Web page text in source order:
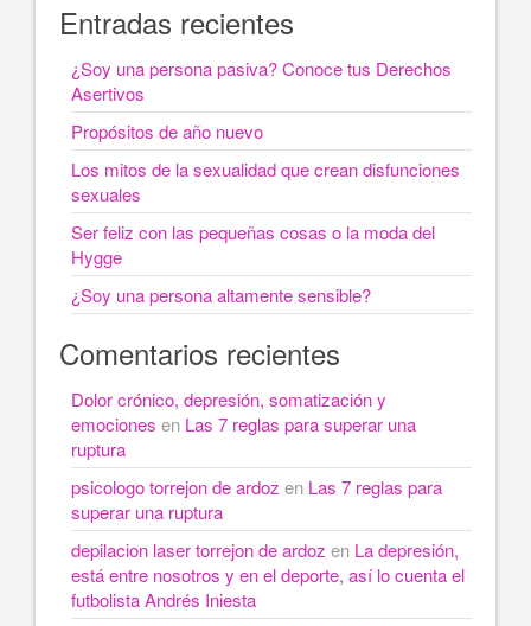
Entradas recientes
¿Soy una persona pasiva? Conoce tus Derechos
Asertivos
Propósitos de año nuevo
Los mitos de la sexualidad que crean disfunciones
sexuales
Ser feliz con las pequeñas cosas o la moda del
Hygge
¿Soy una persona altamente sensible?
Comentarios recientes
Dolor crónico, depresión, somatización y
emociones en Las 7 reglas para superar una
ruptura
psicologo torrejon de ardoz en Las 7 reglas para
superar una ruptura
depilacion laser torrejon de ardoz en La depresión,
está entre nosotros y en el deporte, así lo cuenta el
futbolista Andrés Iniesta